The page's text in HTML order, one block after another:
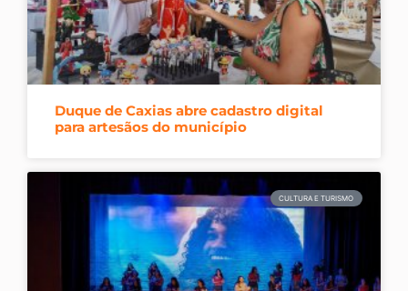
Duque de Caxias abre cadastro digital
para artesãos do município
CULTURA E TURISMO